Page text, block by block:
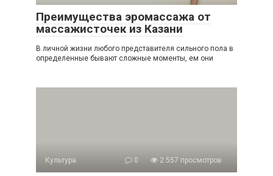
Преимущества эромассажа от
массажисточек из Казани
В личной жизни любого представителя сильного пола в
определенные бывают сложные моменты, ем они
Культура 0 2 557 просмотров